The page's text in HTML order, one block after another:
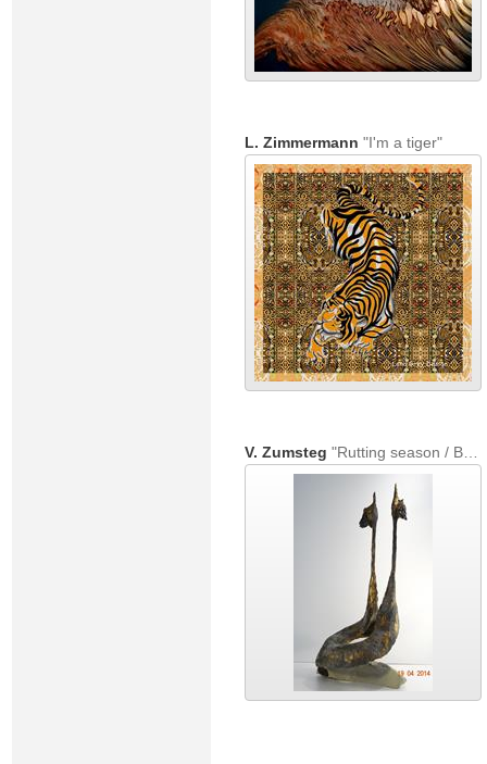
L. Zimmermann "I'm a tiger"
V. Zumsteg "Rutting season / Brunstzeit (Victor Zumsteg)"